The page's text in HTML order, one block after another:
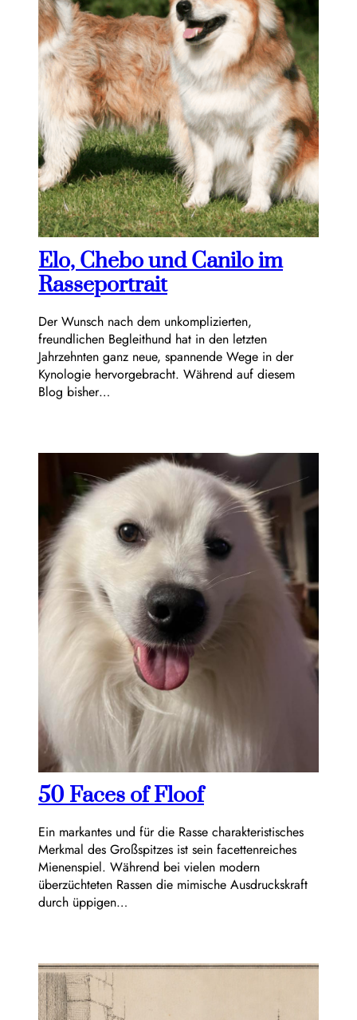
Elo, Chebo und Canilo im
Rasseportrait
Der Wunsch nach dem unkomplizierten,
freundlichen Begleithund hat in den letzten
Jahrzehnten ganz neue, spannende Wege in der
Kynologie hervorgebracht. Während auf diesem
Blog bisher…
50 Faces of Floof
Ein markantes und für die Rasse charakteristisches
Merkmal des Großspitzes ist sein facettenreiches
Mienenspiel. Während bei vielen modern
überzüchteten Rassen die mimische Ausdruckskraft
durch üppigen…